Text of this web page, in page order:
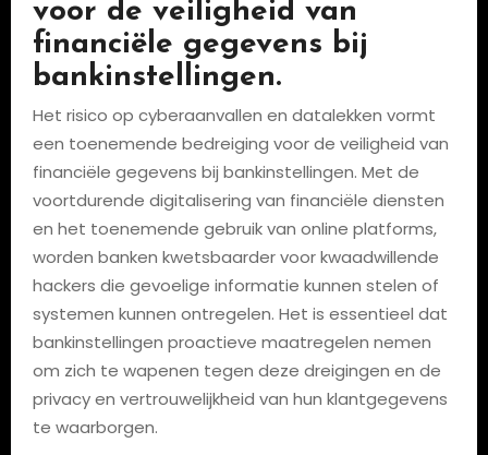
voor de veiligheid van
financiële gegevens bij
bankinstellingen.
Het risico op cyberaanvallen en datalekken vormt
een toenemende bedreiging voor de veiligheid van
financiële gegevens bij bankinstellingen. Met de
voortdurende digitalisering van financiële diensten
en het toenemende gebruik van online platforms,
worden banken kwetsbaarder voor kwaadwillende
hackers die gevoelige informatie kunnen stelen of
systemen kunnen ontregelen. Het is essentieel dat
bankinstellingen proactieve maatregelen nemen
om zich te wapenen tegen deze dreigingen en de
privacy en vertrouwelijkheid van hun klantgegevens
te waarborgen.